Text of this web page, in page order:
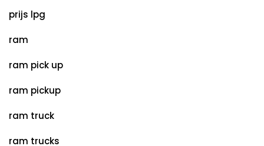
prijs lpg
ram
ram pick up
ram pickup
ram truck
ram trucks